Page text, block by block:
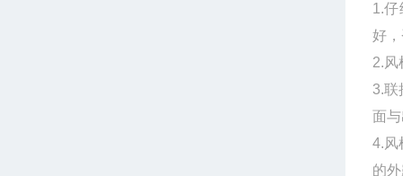
1.
好
2.风
3.联
面
4.风
的